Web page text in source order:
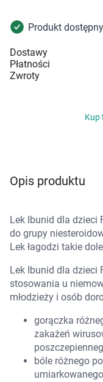
Sprzęt medyczny
Motoryzacja
Produkt
Dostawy
Płatności
Zwroty
Kup
Opis produktu
Lek Ibunid dla dzieci
do grupy
Lek łagodzi takie
Lek Ibunid dla dzieci
stosowania u
młodzieży i osób
gorączka
zakażeń
bóle różnego